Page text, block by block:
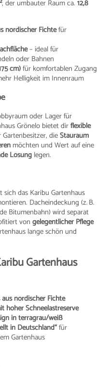
, der umbauter Raum ca.12,8
nordischer Fichtefür
– ideal für
oder Bahnen
cm)für komfortablen Zugang
Helligkeit im Innenraum
oder Lager für
Grönelo bietet dirflexible
Gartenbesitzer, dieStauraum
möchten und Wert auf eine
Lösung legen.
sich das Karibu Gartenhaus
Dacheindeckung (z. B.
Bitumenbahn) wird separat
vongelegentlicher Pflege
lange schön und
Gartenhaus
nordischer Fichte
hoher Schneelastreserve
in terragrau/weiß
in Deutschland“für
Gartenhaus